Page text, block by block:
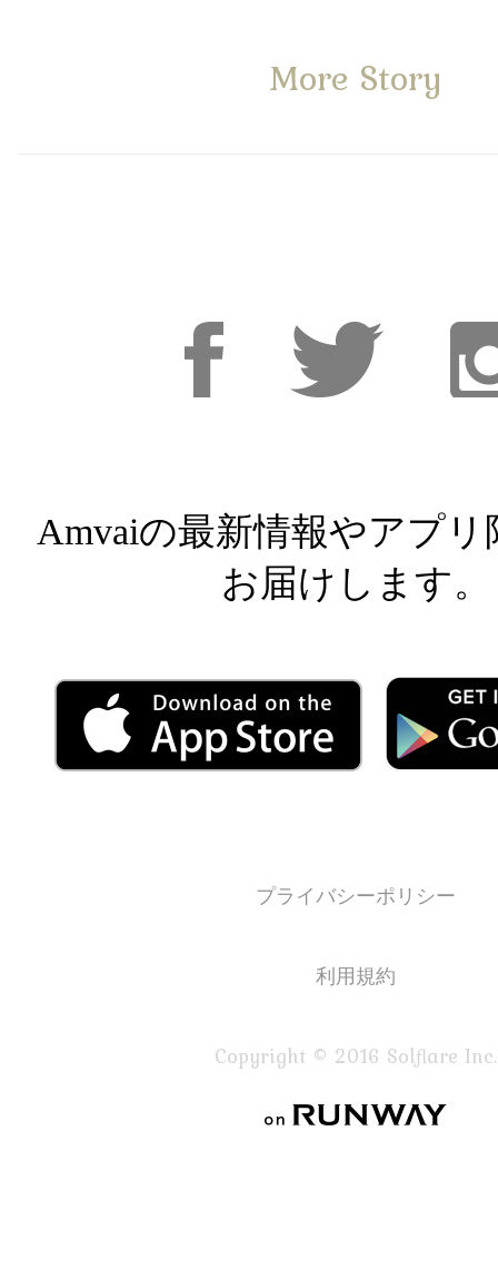
More Story
Amvaiの最新情報やアプリ
お届けします。
プライバシーポリシー
利用規約
Copyright © 2016 Solflare Inc.